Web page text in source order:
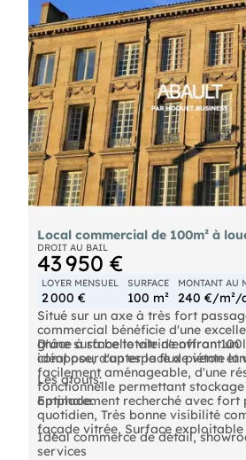
Local commercial de 100m² à
DROIT AU BAIL
43 950 €
LOYER MENSUEL
2 000 €
SURFACE
100 m²
MONTANT AU
240 €/m²/
Situé sur un axe à très fort
commercial bénéficie d'une
grâce à sa belle vitrine offrant un
idéal pour capter le flux piéton et
D'une surface totale d'environ 100
compose, d'un espace de vente
facilement aménageable, d'une
fonctionnelle permettant
optimale.
Les atouts:
Emplacement recherché avec fort
quotidien, Très bonne visibilité
façade vitrée, Surface
Idéal commerce de détail,
services